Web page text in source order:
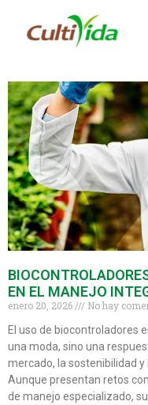
EN EL MANEJO
enero 20, 2026
No hay
El uso de biocontroladores
una moda, sino una
mercado, la sostenibilidad
Aunque presentan retos
de manejo especializado,